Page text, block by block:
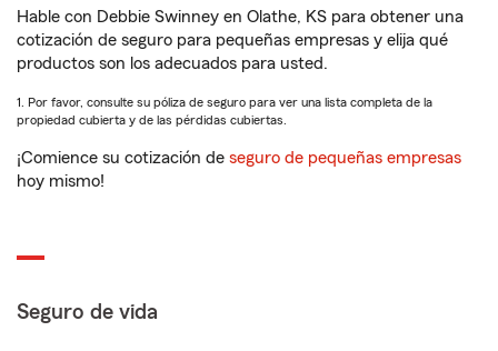
Hable con Debbie Swinney en Olathe, KS para obtener una
cotización de seguro para pequeñas empresas y elija qué
productos son los adecuados para usted.
1. Por favor, consulte su póliza de seguro para ver una lista completa de la
propiedad cubierta y de las pérdidas cubiertas.
¡Comience su cotización de seguro de pequeñas empresas
hoy mismo!
Seguro de vida